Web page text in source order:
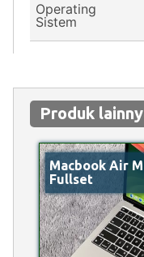
Operating
Sistem
Produk
Macbook Air
Fullset